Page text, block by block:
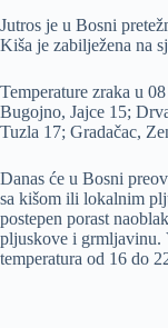
Jutros je u Bosni
Kiša je zabilježena na
Temperature zraka u
Bugojno, Jajce 15;
Tuzla 17; Gradačac,
Danas će u Bosni
sa kišom ili lokalnim
postepen porast
pljuskove i grmljavinu.
temperatura od 16 do